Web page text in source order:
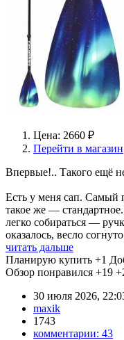
Цена: 2660 ₽
Перейти в магазин
Впервые!.. Такого ещё
Есть у меня сап. Самый
такое же —
легко собираться —
оказалось, весло
читать дальше
Планирую купить +1
Обзор понравился +19
30 июля 2026,
maxik
1743
комментарии: 43